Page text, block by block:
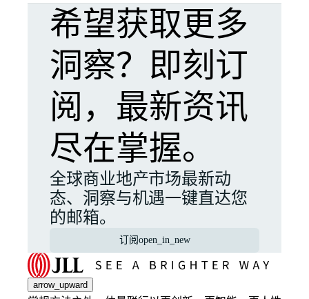
希望获取更多
洞察？即刻订
阅，最新资讯
尽在掌握。
全球商业地产市场最新动
态、洞察与机遇一键直达您
的邮箱。
订阅open_in_new
arrow_upward